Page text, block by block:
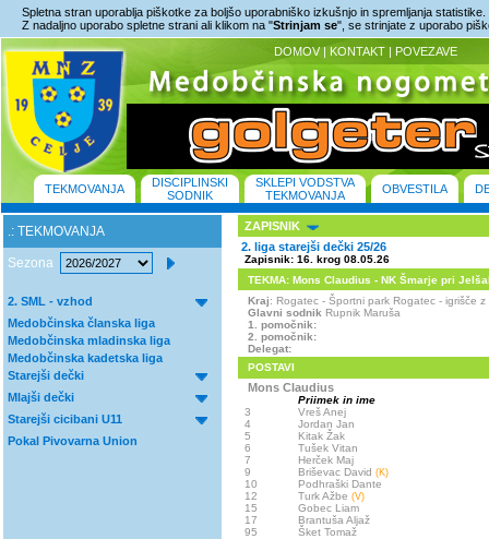
Spletna stran uporablja piškotke za boljšo uporabniško izkušnjo in spremljanja statistike.
Z nadaljno uporabo spletne strani ali klikom na "Strinjam se", se strinjate z uporabo
DOMOV | KONTAKT | POVEZAVE
TEKMOVANJA
DISCIPLINSKI
SODNIK
SKLEPI VODSTVA
TEKMOVANJA
OBVESTILA
.: TEKMOVANJA
Sezona
2. SML - vzhod
Medobčinska članska liga
Medobčinska mladinska liga
Medobčinska kadetska liga
Starejši dečki
Mlajši dečki
Starejši cicibani U11
Pokal Pivovarna Union
ZAPISNIK
2. liga starejši dečki 25/26
Zapisnik: 16. krog 08.05.26
TEKMA: Mons Claudius - NK Šmarje pri
Kraj: Rogatec - Športni park Rogatec -
Glavni sodnik Rupnik Maruša
1. pomočnik:
2. pomočnik:
Delegat:
POSTAVI
Mons Claudius
Priimek in ime
3
Vreš Anej
4
Jordan Jan
5
Kitak Žak
6
Tušek Vitan
7
Herček Maj
9
Briševac David (K)
10
Podhraški Dante
12
Turk Ažbe (V)
15
Gobec Liam
17
Brantuša Aljaž
95
Šket Tomaž